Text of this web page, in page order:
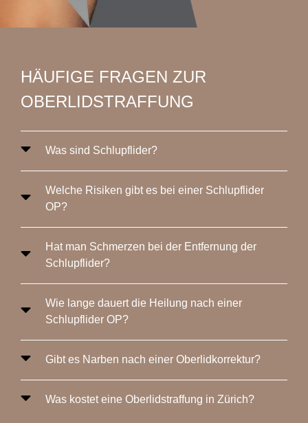
HÄUFIGE FRAGEN ZUR
OBERLIDSTRAFFUNG
Was sind Schlupflider?
Welche Risiken gibt es bei einer Schlupflider
OP?
Hat man Schmerzen bei der Entfernung der
Schlupflider?
Wie lange dauert die Heilung nach einer
Schlupflider OP?
Gibt es Narben nach einer Oberlidkorrektur?
Was kostet eine Oberlidstraffung in Zürich?